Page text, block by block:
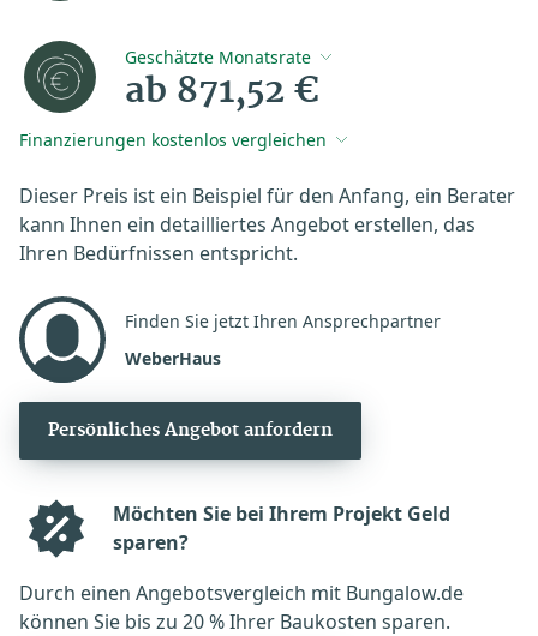
Geschätzte Monatsrate
ab 871,52 €
Finanzierungen kostenlos vergleichen
Dieser Preis ist ein Beispiel für den Anfang, ein Berater
kann Ihnen ein detailliertes Angebot erstellen, das
Ihren Bedürfnissen entspricht.
Finden Sie jetzt Ihren Ansprechpartner
WeberHaus
Persönliches Angebot anfordern
Möchten Sie bei Ihrem Projekt Geld
sparen?
Durch einen Angebotsvergleich mit Bungalow.de
können Sie bis zu 20 % Ihrer Baukosten sparen.